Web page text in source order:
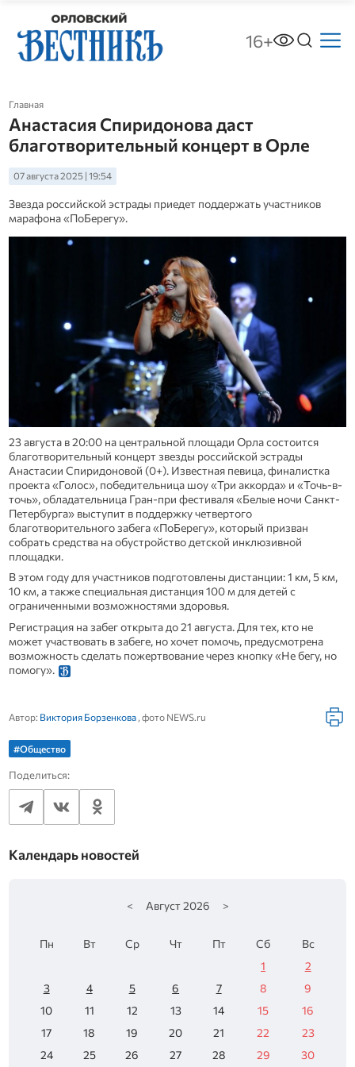
16+
Главная
Анастасия Спиридонова даст
благотворительный концерт в Орле
07 августа 2025 | 19:54
Звезда российской эстрады приедет поддержать участников
марафона «ПоБерегу».
23 августа в 20:00 на центральной площади Орла состоится
благотворительный концерт звезды российской эстрады
Анастасии Спиридоновой (0+). Известная певица, финалистка
проекта «Голос», победительница шоу «Три аккорда» и «Точь-в-
точь», обладательница Гран-при фестиваля «Белые ночи Санкт-
Петербурга» выступит в поддержку четвертого
благотворительного забега «ПоБерегу», который призван
собрать средства на обустройство детской инклюзивной
площадки.
В этом году для участников подготовлены дистанции: 1 км, 5 км,
10 км, а также специальная дистанция 100 м для детей с
ограниченными возможностями здоровья.
Регистрация на забег открыта до 21 августа. Для тех, кто не
может участвовать в забеге, но хочет помочь, предусмотрена
возможность сделать пожертвование через кнопку «Не бегу, но
помогу».
Автор: Виктория Борзенкова, фото NEWS.ru
#Общество
Поделиться:
Календарь новостей
< Август 2026 >
Пн Вт Ср Чт Пт Сб
Вс
1
2
3
4 5 6 7 8
9
10
11 12 13 14 15
16
17
18 19 20 21 22
23
24
25 26 27 28 29 30